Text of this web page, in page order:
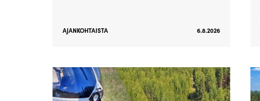
AJANKOHTAISTA 6.8.2026